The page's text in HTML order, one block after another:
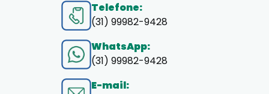
Telefone:
(31) 99982-9428
WhatsApp:
(31) 99982-9428
E-mail: